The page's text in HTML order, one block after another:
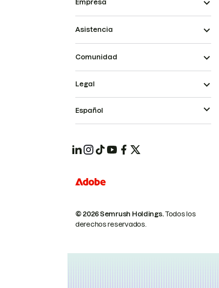
Empresa
Asistencia
Comunidad
© 2026 Semrush Holdings.Todos los
derechos reservados.
Legal
Español